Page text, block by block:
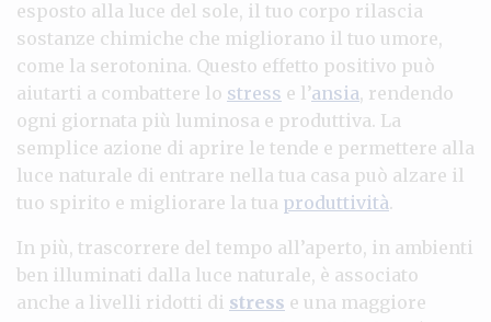
esposto alla luce del sole, il tuo corpo rilascia
sostanze chimiche che migliorano il tuo umore,
come la serotonina. Questo effetto positivo può
aiutarti a combattere lo stress e l’ansia, rendendo
ogni giornata più luminosa e produttiva. La
semplice azione di aprire le tende e permettere alla
luce naturale di entrare nella tua casa può alzare il
tuo spirito e migliorare la tua produttività.
In più, trascorrere del tempo all’aperto, in ambienti
ben illuminati dalla luce naturale, è associato
anche a livelli ridotti di stress e una maggiore